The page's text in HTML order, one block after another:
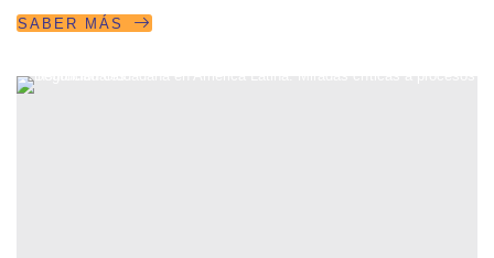
SABER MÁS